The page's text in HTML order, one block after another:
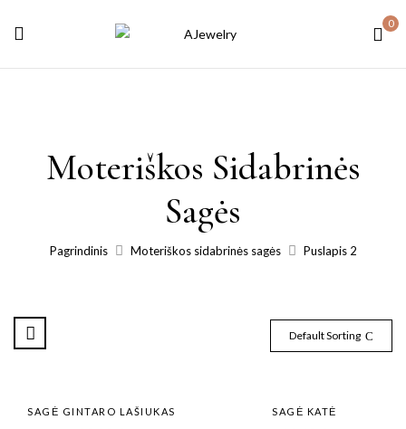
0
Moteriškos Sidabrinės
Sagės
Pagrindinis Moteriškos sidabrinės sagės Puslapis 2
Default Sorting
SAGĖ GINTARO LAŠIUKAS SAGĖ KATĖ